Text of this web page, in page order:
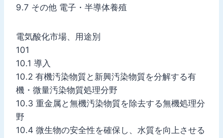
9.7 その他 電子・半導体養殖
電気酸化市場、用途別
101
10.1 導入
10.2 有機汚染物質と新興汚染物質を分解する有
機・微量汚染物質処理分野
10.3 重金属と無機汚染物質を除去する無機処理分
野
10.4 微生物の安全性を確保し、水質を向上させる